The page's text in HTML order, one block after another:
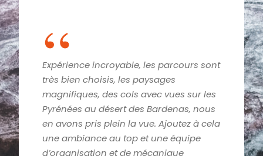
sont
les
cela
“
✨ Que dire, si ce n’est MERCI ✨
Après une première expérience
sur le « Blue Rally Europe », nous
participé au « Blue Rally Bardenas ».
Une organisation de maitre, une
ambiance familiale et bienveillante,
équipe mécanique à notre écoute et